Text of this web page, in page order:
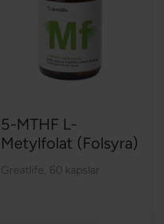
5-MTHF L-
Metylfolat (Folsyra)
Greatlife 60 kapslar